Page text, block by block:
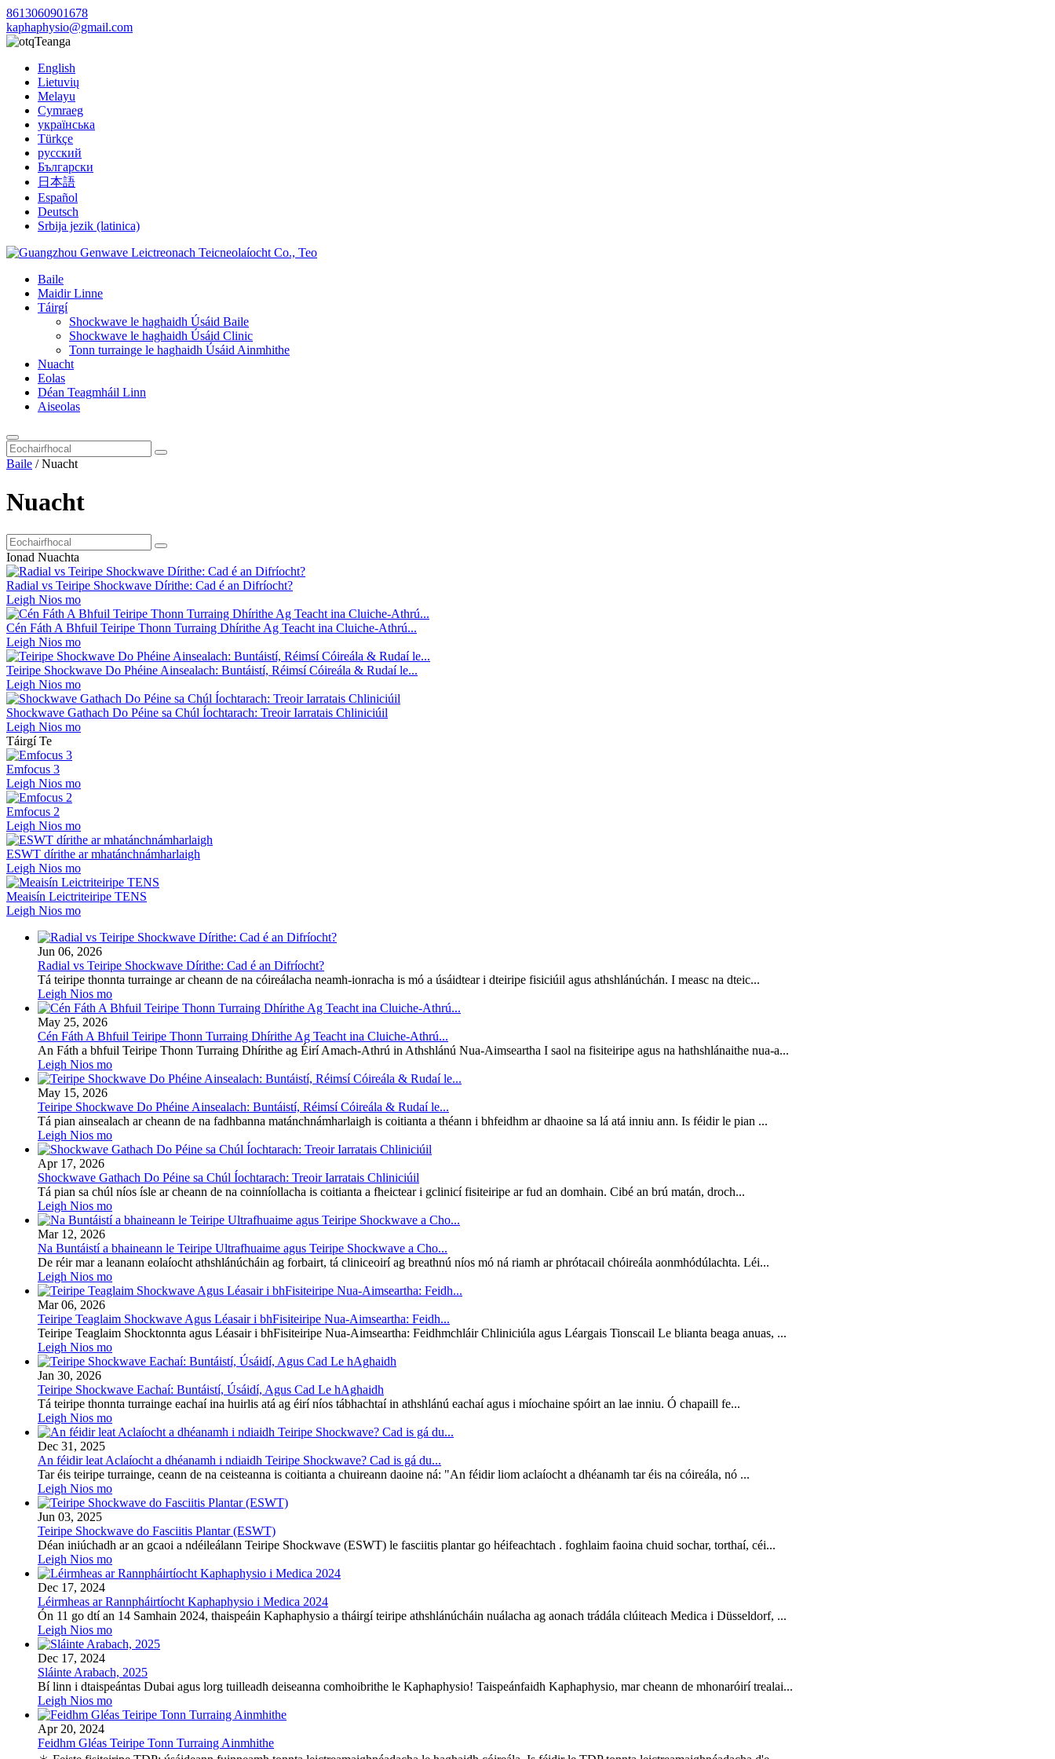
8613060901678
kaphaphysio@gmail.com
Teanga
English
Lietuvių
Melayu
Cymraeg
українська
Türkçe
русский
Български
日本語
Español
Deutsch
Srbija jezik (latinica)
Baile
Maidir Linne
Táirgí
Shockwave le haghaidh Úsáid Baile
Shockwave le haghaidh Úsáid Clinic
Tonn turrainge le haghaidh Úsáid Ainmhithe
Nuacht
Eolas
Déan Teagmháil Linn
Aiseolas
Baile /Nuacht
Nuacht
Ionad Nuachta
Radial vs Teiripe Shockwave Dírithe: Cad é an Difríocht?
Leigh Nios mo
Cén Fáth A Bhfuil Teiripe Thonn Turraing Dhírithe Ag Teacht ina Cluiche-Athrú...
Leigh Nios mo
Teiripe Shockwave Do Phéine Ainsealach: Buntáistí, Réimsí Cóireála & Rudaí le...
Leigh Nios mo
Shockwave Gathach Do Péine sa Chúl Íochtarach: Treoir Iarratais Chliniciúil
Leigh Nios mo
Táirgí Te
Emfocus 3
Leigh Nios mo
Emfocus 2
Leigh Nios mo
ESWT dírithe ar mhatánchnámharlaigh
Leigh Nios mo
Meaisín Leictriteiripe TENS
Leigh Nios mo
Jun 06, 2026
Radial vs Teiripe Shockwave Dírithe: Cad é an Difríocht?
Tá teiripe thonnta turrainge ar cheann de na cóireálacha neamh-ionracha is mó a úsáidtear i dteiripe fisiciúil agus athshlánúchán. I measc na dteic...
Leigh Nios mo
May 25, 2026
Cén Fáth A Bhfuil Teiripe Thonn Turraing Dhírithe Ag Teacht ina Cluiche-Athrú...
An Fáth a bhfuil Teiripe Thonn Turraing Dhírithe ag Éirí Amach-Athrú in Athshlánú Nua-Aimseartha I saol na fisiteiripe agus na hathshlánaithe nua-a...
Leigh Nios mo
May 15, 2026
Teiripe Shockwave Do Phéine Ainsealach: Buntáistí, Réimsí Cóireála & Rudaí le...
Tá pian ainsealach ar cheann de na fadhbanna matánchnámharlaigh is coitianta a théann i bhfeidhm ar dhaoine sa lá atá inniu ann. Is féidir le pian ...
Leigh Nios mo
Apr 17, 2026
Shockwave Gathach Do Péine sa Chúl Íochtarach: Treoir Iarratais Chliniciúil
Tá pian sa chúl níos ísle ar cheann de na coinníollacha is coitianta a fheictear i gclinicí fisiteiripe ar fud an domhain. Cibé an brú matán, droch...
Leigh Nios mo
Mar 12, 2026
Na Buntáistí a bhaineann le Teiripe Ultrafhuaime agus Teiripe Shockwave a Cho...
De réir mar a leanann eolaíocht athshlánúcháin ag forbairt, tá cliniceoirí ag breathnú níos mó ná riamh ar phrótacail chóireála aonmhódúlachta. Léi...
Leigh Nios mo
Mar 06, 2026
Teiripe Teaglaim Shockwave Agus Léasair i bhFisiteiripe Nua-Aimseartha: Feidh...
Teiripe Teaglaim Shocktonnta agus Léasair i bhFisiteiripe Nua-Aimseartha: Feidhmchláir Chliniciúla agus Léargais Tionscail Le blianta beaga anuas, ...
Leigh Nios mo
Jan 30, 2026
Teiripe Shockwave Eachaí: Buntáistí, Úsáidí, Agus Cad Le hAghaidh
Tá teiripe thonnta turrainge eachaí ina huirlis atá ag éirí níos tábhachtaí in athshlánú eachaí agus i míochaine spóirt an lae inniu. Ó chapaill fe...
Leigh Nios mo
Dec 31, 2025
An féidir leat Aclaíocht a dhéanamh i ndiaidh Teiripe Shockwave? Cad is gá du...
Tar éis teiripe turrainge, ceann de na ceisteanna is coitianta a chuireann daoine ná: "An féidir liom aclaíocht a dhéanamh tar éis na cóireála, nó ...
Leigh Nios mo
Jun 03, 2025
Teiripe Shockwave do Fasciitis Plantar (ESWT)
Déan iniúchadh ar an gcaoi a ndéileálann Teiripe Shockwave (ESWT) le fasciitis plantar go héifeachtach . foghlaim faoina chuid sochar, torthaí, céi...
Leigh Nios mo
Dec 17, 2024
Léirmheas ar Rannpháirtíocht Kaphaphysio i Medica 2024
Ón 11 go dtí an 14 Samhain 2024, thaispeáin Kaphaphysio a tháirgí teiripe athshlánúcháin nuálacha ag aonach trádála clúiteach Medica i Düsseldorf, ...
Leigh Nios mo
Dec 17, 2024
Sláinte Arabach, 2025
Bí linn i dtaispeántas Dubai agus lorg tuilleadh deiseanna comhoibrithe le Kaphaphysio! Taispeánfaidh Kaphaphysio, mar cheann de mhonaróirí trealai...
Leigh Nios mo
Apr 20, 2024
Feidhm Gléas Teiripe Tonn Turraing Ainmhithe